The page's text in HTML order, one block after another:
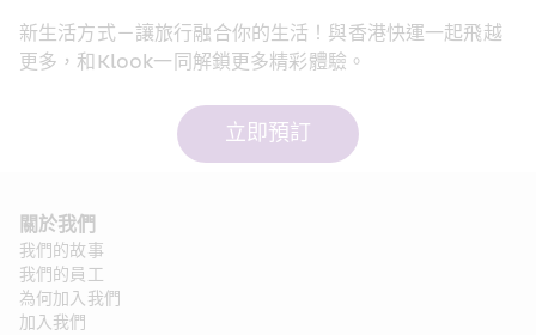
新生活方式－讓旅行融合你的生活！與香港快運一起飛越
更多，和Klook一同解鎖更多精彩體驗。
立即預訂
關於我們
我們的故事
我們的員工
為何加入我們
加入我們